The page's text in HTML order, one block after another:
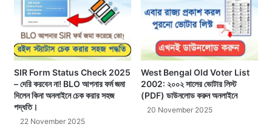
SIR Form Status Check 2025
– দেরি করবেন না! BLO আপনার ফর্ম জমা
দিলেন কিনা অনলাইনে চেক করার সহজ
পদ্ধতি।
22 November 2025
West Bengal Old Voter List
2002: ২০০২ সালের ভোটার লিস্ট
(PDF) ডাউনলোড করুন অনলাইনে
20 November 2025